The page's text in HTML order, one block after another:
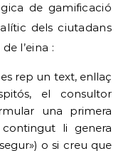
de gamificació
dels ciutadans
l’eina :
rep un text, enllaç
el consultor
una primera
li genera
o si creu que